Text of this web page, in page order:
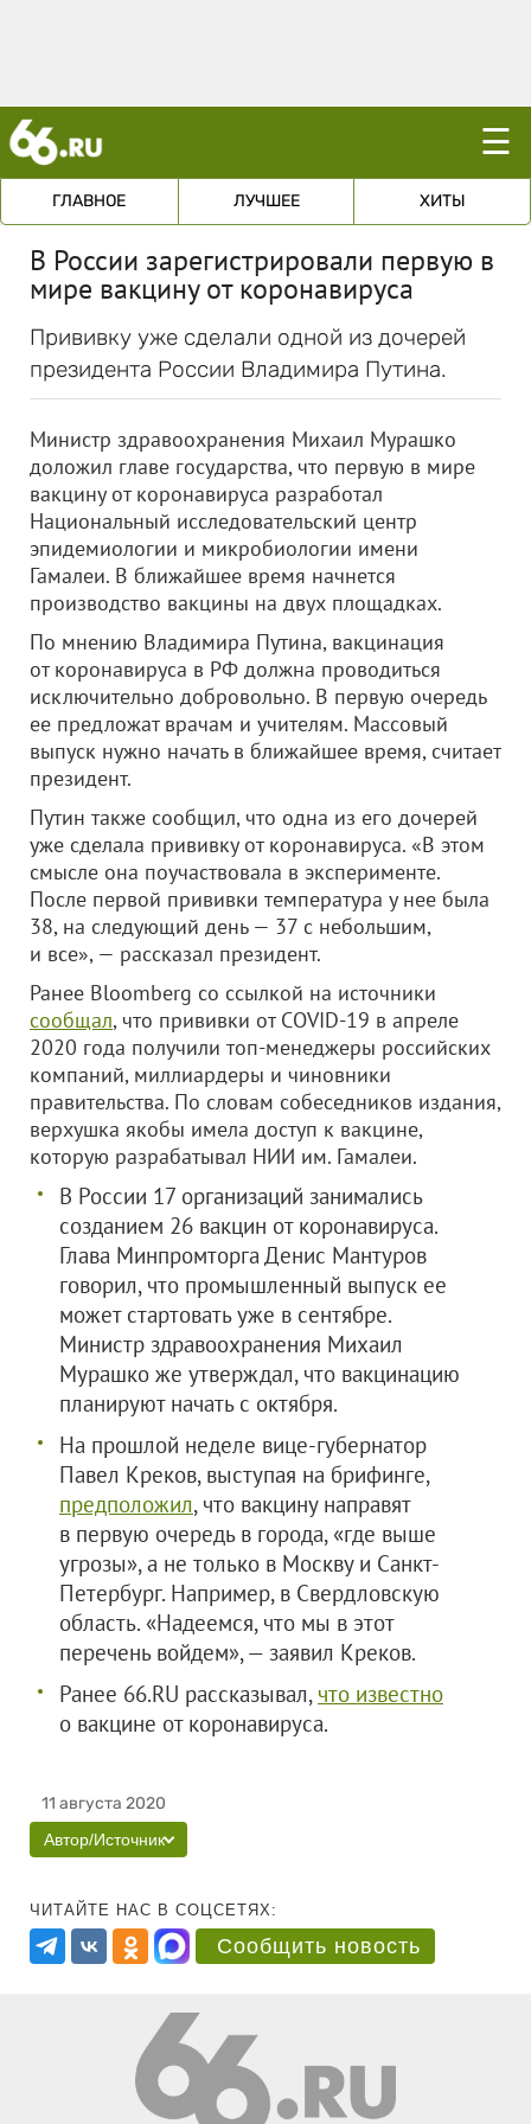
☰
ГЛАВНОЕ ЛУЧШЕЕ ХИТЫ
В России зарегистрировали первую в
мире вакцину от коронавируса
Прививку уже сделали одной из дочерей
президента России Владимира Путина.
Министр здравоохранения Михаил Мурашко
доложил главе государства, что первую в мире
вакцину от коронавируса разработал
Национальный исследовательский центр
эпидемиологии и микробиологии имени
Гамалеи. В ближайшее время начнется
производство вакцины на двух площадках.
По мнению Владимира Путина, вакцинация
от коронавируса в РФ должна проводиться
исключительно добровольно. В первую очередь
ее предложат врачам и учителям. Массовый
выпуск нужно начать в ближайшее время, считает
президент.
Путин также сообщил, что одна из его дочерей
уже сделала прививку от коронавируса. «В этом
смысле она поучаствовала в эксперименте.
После первой прививки температура у нее была
38, на следующий день — 37 с небольшим,
и все», — рассказал президент.
Ранее Bloomberg со ссылкой на источники
сообщал, что прививки от COVID-19 в апреле
2020 года получили топ-менеджеры российских
компаний, миллиардеры и чиновники
правительства. По словам собеседников издания,
верхушка якобы имела доступ к вакцине,
которую разрабатывал НИИ им. Гамалеи.
В России 17 организаций занимались
созданием 26 вакцин от коронавируса.
Глава Минпромторга Денис Мантуров
говорил, что промышленный выпуск ее
может стартовать уже в сентябре.
Министр здравоохранения Михаил
Мурашко же утверждал, что вакцинацию
планируют начать с октября.
На прошлой неделе вице-губернатор
Павел Креков, выступая на брифинге,
предположил, что вакцину направят
в первую очередь в города, «где выше
угрозы», а не только в Москву и Санкт-
Петербург. Например, в Свердловскую
область. «Надеемся, что мы в этот
перечень войдем», — заявил Креков.
Ранее 66.RU рассказывал, что известно
о вакцине от коронавируса.
11 августа 2020
Автор/Источник
ЧИТАЙТЕ НАС В СОЦСЕТЯХ:
Сообщить новость